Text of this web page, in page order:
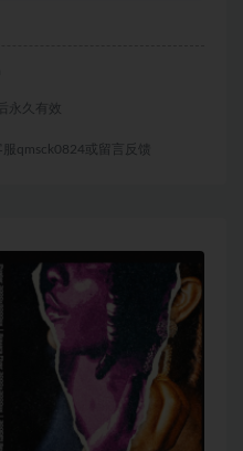
永久有效
qmsck0824或留言反馈